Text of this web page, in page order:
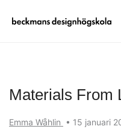
Materials From
Emma Wåhlin • 15 januari